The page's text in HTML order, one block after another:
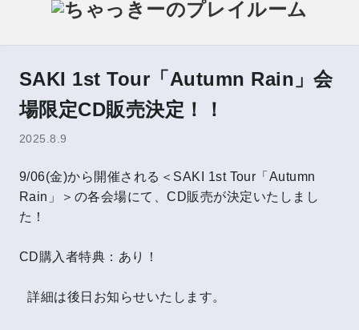
SAKI 1st Tour「Autumn Rain」会
場限定CD販売決定！！
2025.8.9
9/06(金)から開催される＜SAKI 1st Tour「Autumn
Rain」＞の各会場にて、CD販売が決定いたしまし
た！
CD購入者特典：あり！
詳細は後日お知らせいたします。